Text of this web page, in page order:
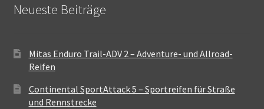
Neueste Beiträge
Mitas Enduro Trail-ADV 2 – Adventure- und Allroad-
Reifen
Continental SportAttack 5 – Sportreifen für Straße
und Rennstrecke